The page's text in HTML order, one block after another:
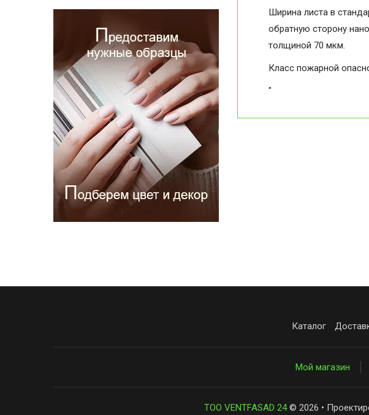
Ширина листа в
обратную сторону
толщиной 70 мкм.
Класс пожарной
"
Каталог
Мой магазин
ТОО VENTFASAD 24© 2026 •